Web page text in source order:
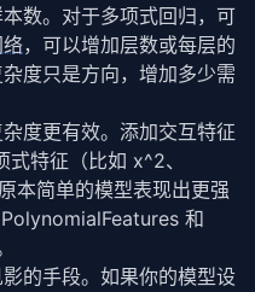
数。对于多项式回归，可
，可以增加层数或每层的
度只是方向，增加多少需
度更有效。添加交互特征
特征（比如 x^2、
本简单的模型表现出更强
和
的手段。如果你的模型设